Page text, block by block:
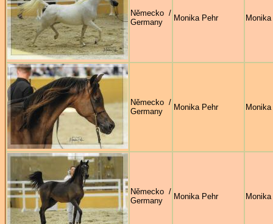
Německo /
Germany
Monika Pehr
Německo /
Germany
Monika Pehr
Německo /
Germany
Monika Pehr